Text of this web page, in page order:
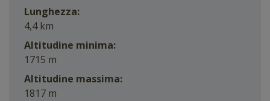
Lunghezza:
4,4 km
Altitudine minima:
1715 m
Altitudine massima:
1817 m